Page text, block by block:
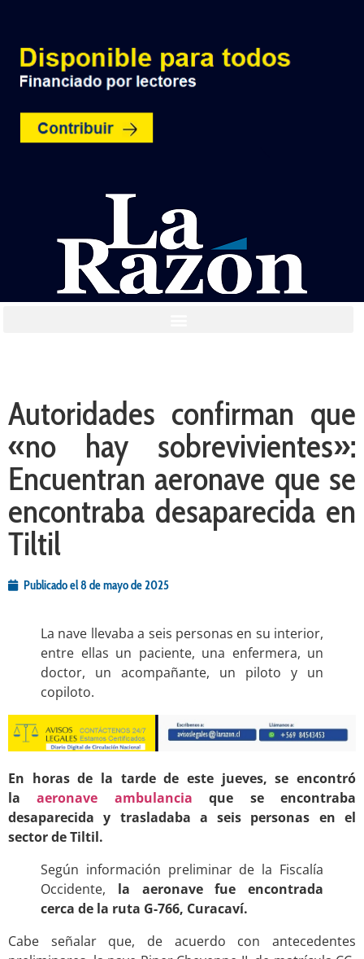
Autoridades confirman que
«no hay sobrevivientes»:
Encuentran aeronave que se
encontraba desaparecida en
Tiltil
Publicado el8 de mayo de 2025
La nave llevaba a seis personas en su interior,
entre ellas un paciente, una enfermera, un
doctor, un acompañante, un piloto y un
copiloto.
En horas de la tarde de este jueves, se encontró
la aeronave ambulancia que se encontraba
desaparecida y trasladaba a seis personas en el
sector de Tiltil.
Según información preliminar de la Fiscalía
Occidente, la aeronave fue encontrada
cerca de la ruta G-766, Curacaví.
Cabe señalar que, de acuerdo con antecedentes